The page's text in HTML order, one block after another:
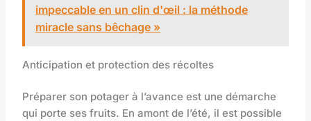
impeccable en un clin d'œil : la méthode
miracle sans bêchage »
Anticipation et protection des récoltes
Préparer son potager à l’avance est une démarche
qui porte ses fruits. En amont de l’été, il est possible